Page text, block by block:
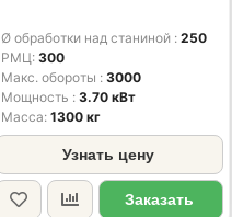
Ø обработки над станиной
250
РМЦ 300
Макс. обороты
3000
Мощность
3.70 кВт
Масса 1300 кг
Узнать цену
Заказать